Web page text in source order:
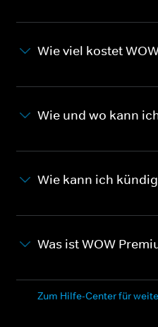
Wie viel kostet
Wie und wo kann
Wie kann ich
Was ist WOW
Zum Hilfe-Center für